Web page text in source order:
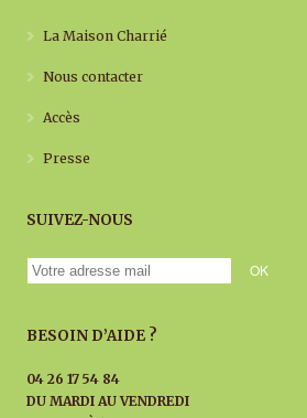
La Maison Charrié
Nous contacter
Accès
Presse
SUIVEZ-NOUS
BESOIN D’AIDE ?
04 26 17 54 84
DU MARDI AUVENDREDI